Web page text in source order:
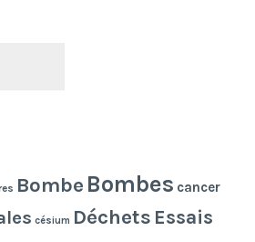
Bombe Bombes cancer
césium Déchets Essais